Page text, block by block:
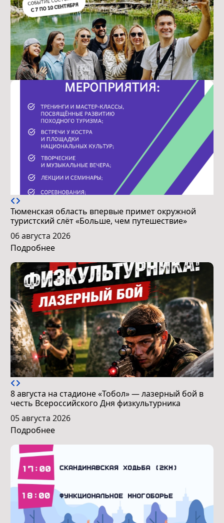
Тюменская область впервые примет окружной
туристский слёт «Больше, чем путешествие»
06 августа 2026
Подробнее
8 августа на стадионе «Тобол» — лазерный бой в
честь Всероссийского Дня физкультурника
05 августа 2026
Подробнее